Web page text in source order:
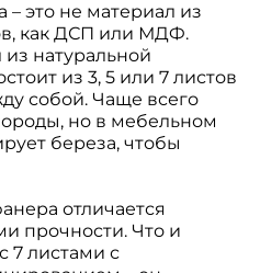
– это не материал из
как ДСП или МДФ.
натуральной
из 3, 5 или 7 листов
собой. Чаще всего
но в мебельном
береза, чтобы
отличается
прочности. Что и
7 листами с